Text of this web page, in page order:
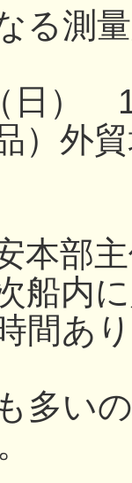
る測
日）
）外
本部
船内
間あり
多い